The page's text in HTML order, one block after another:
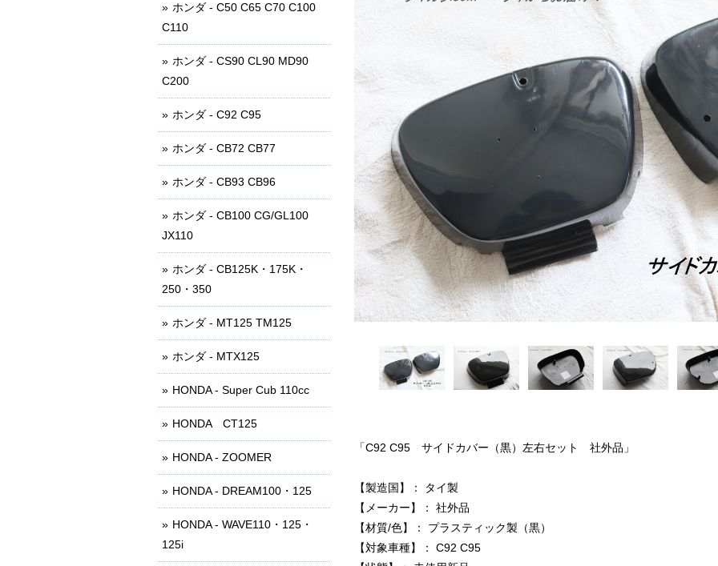
「C92 C95 サイドカバー（黒）左右セット 社外品」
【製造国】： タイ製
【メーカー】： 社外品
【材質/色】： プラスティック製（黒）
【対象車種】： C92 C95
ホンダ - C50 C65 C70 C100
C110
ホンダ - CS90 CL90 MD90
C200
ホンダ - C92 C95
ホンダ - CB72 CB77
ホンダ - CB93 CB96
ホンダ - CB100 CG/GL100
JX110
ホンダ - CB125K・175K・
250・350
ホンダ - MT125 TM125
ホンダ - MTX125
HONDA - Super Cub 110cc
HONDA CT125
HONDA - ZOOMER
HONDA - DREAM100・125
HONDA - WAVE110・125・
125i